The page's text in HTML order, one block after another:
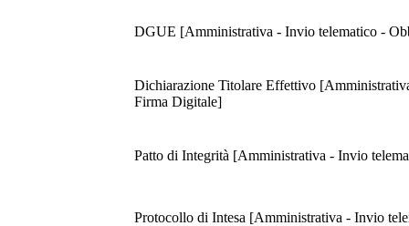
DGUE [Amministrativa - Invio telematico -
Dichiarazione Titolare Effettivo
Firma Digitale]
Patto di Integrità [Amministrativa - Invio
Protocollo di Intesa [Amministrativa - Invio